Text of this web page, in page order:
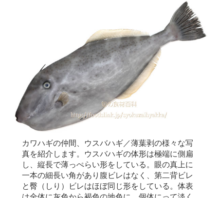
カワハギの仲間、ウスバハギ／薄葉剥の様々な写
真を紹介します。ウスバハギの体形は極端に側扁
し、縦長で薄っぺらい形をしている。眼の真上に
一本の細長い角があり腹ビレはなく、第二背ビレ
と臀（しり）ビレはほぼ同じ形をしている。体表